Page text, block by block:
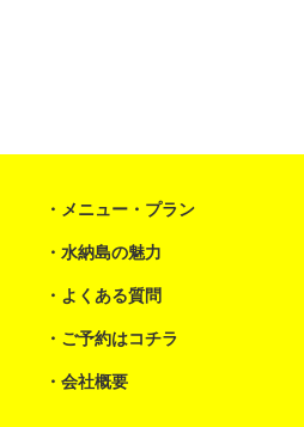
メニュー・プラン
水納島の魅力
よくある質問
ご予約はコチラ
会社概要